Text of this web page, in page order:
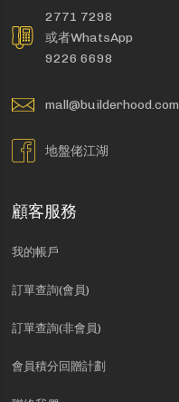
2771 7298
或者WhatsApp
9226 6698
mall@builderhood.com
地盤佬江湖
顧客服務
我的帳戶
訂單查詢(會員)
訂單查詢(非會員)
會員積分回贈計劃